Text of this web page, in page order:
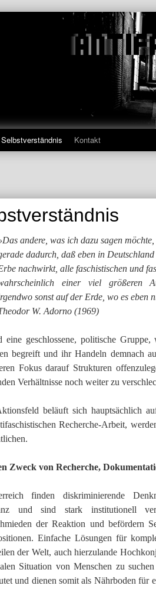
Selbstverständnis Kontakt
andere, was ich dazu sagen
dadurch, daß eben in
nachwirkt, alle faschistischen und
einer viel größeren
sonst auf der Erde, wo es eben
W. Adorno (1969)
eine geschlossene, politische
begreift und ihr Handeln demnach
Fokus darauf Strukturen
Verhältnisse noch weiter zu
beläuft sich hauptsächlich
Recherche-Arbeit,
Zweck von Recherche,
finden diskriminierende
und sind stark institutionell
der Reaktion und befördern
Einfache Lösungen für
der Welt, auch hierzulande
Situation von Menschen zu
und dienen somit als Nährboden für